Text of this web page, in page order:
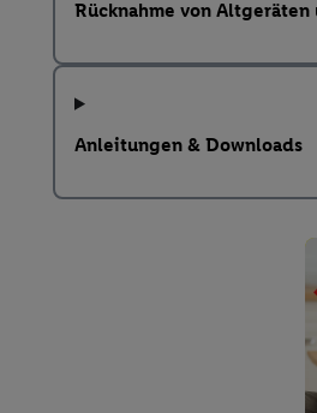
Rücknahme von Altgeräten
Anleitungen & Downloads